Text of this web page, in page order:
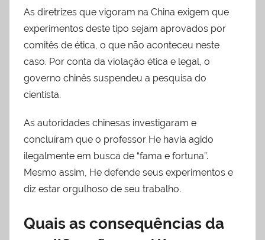
As diretrizes que vigoram na China exigem que
experimentos deste tipo sejam aprovados por
comitês de ética, o que não aconteceu neste
caso. Por conta da violação ética e legal, o
governo chinês suspendeu a pesquisa do
cientista.
As autoridades chinesas investigaram e
concluíram que o professor He havia agido
ilegalmente em busca de “fama e fortuna”.
Mesmo assim, He defende seus experimentos e
diz estar orgulhoso de seu trabalho.
Quais as consequências da